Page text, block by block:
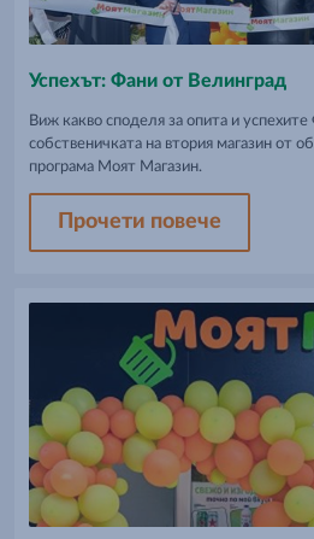
Успехът: Фани от Велинград
Виж какво споделя за опита и
собственичката на втория магазин от
програма Моят Магазин.
Прочети повече